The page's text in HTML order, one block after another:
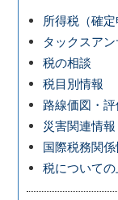
所得税（確定
タックスア
税の相談
税目別情報
路線価図・
災害関連情報
国際税務関
税について